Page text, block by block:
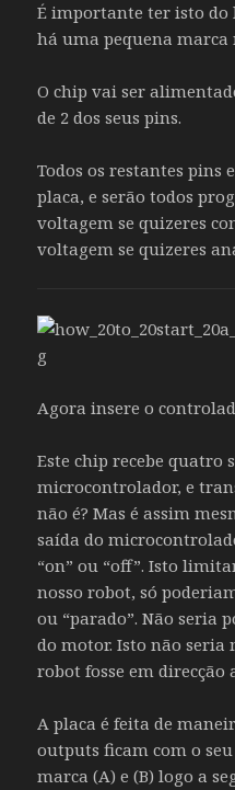
É importante ter isto do
há uma pequena marca
O chip vai ser
de 2 dos seus pins.
Todos os restantes pins
placa, e serão todos
voltagem se quizeres
voltagem se quizeres
Agora insere o
Este chip recebe quatro
microcontrolador, e
não é? Mas é assim
saída do
“on” ou “off”. Isto
nosso robot, só
ou “parado”. Não seria
do motor. Isto não seria
robot fosse em direcção
A placa é feita de
outputs ficam com o
marca (A) e (B) logo a